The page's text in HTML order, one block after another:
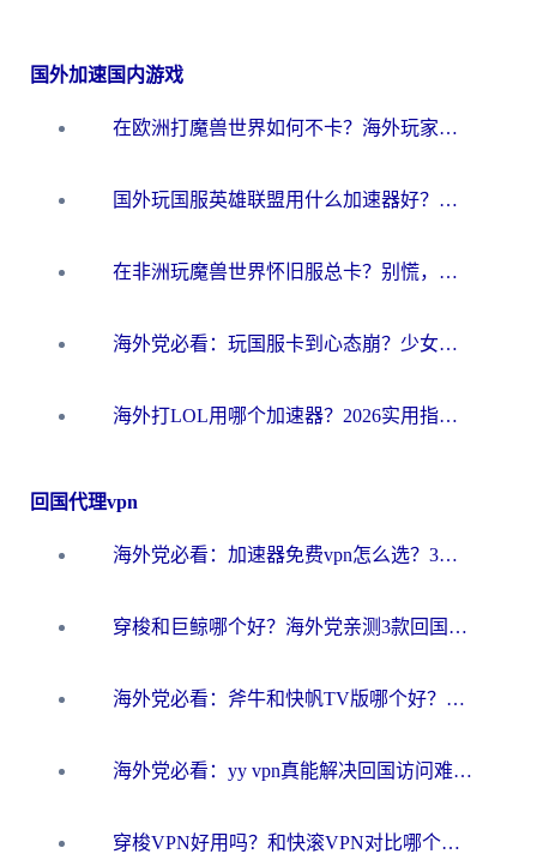
国外加速国内游戏
在欧洲打魔兽世界如何不卡？海外玩家的国服游戏加速终极攻略
国外玩国服英雄联盟用什么加速器好？海外党亲测有效的国服游戏加速指南
在非洲玩魔兽世界怀旧服总卡？别慌，这份指南帮你丝滑开荒
海外党必看：玩国服卡到心态崩？少女前线云图计划加速器免费推荐+碧蓝航线足球世界流畅攻略
海外打LOL用哪个加速器？2026实用指南：从延迟到设备适配，一篇解决你的国服游戏痛点
回国代理vpn
海外党必看：加速器免费vpn怎么选？3步教你无缝访问国内资源
穿梭和巨鲸哪个好？海外党亲测3款回国加速器，教你避开90%的坑
海外党必看：斧牛和快帆TV版哪个好？3分钟选对回国加速器，无缝刷B站、追热剧
海外党必看：yy vpn真能解决回国访问难题？附云极initap测评+免费方案对比
穿梭VPN好用吗？和快滚VPN对比哪个回国效果更好？海外党选回国加速器必看指南